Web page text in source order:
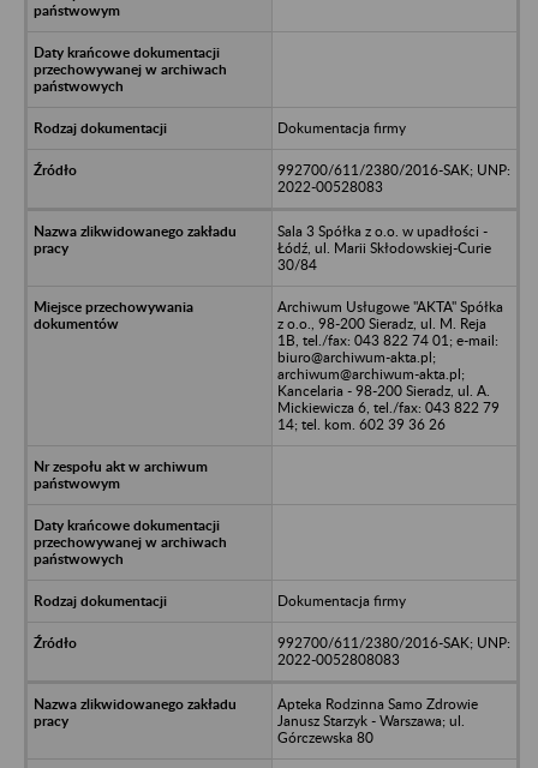
Dokumentacja firmy
992700/611/2380/2016-SAK; UNP:
2022-00528083
Sala 3 Spółka z o.o. w upadłości -
Łódź, ul. Marii Skłodowskiej-Curie
30/84
Archiwum Usługowe "AKTA" Spółka
z o.o., 98-200 Sieradz, ul. M. Reja
1B, tel./fax: 043 822 74 01; e-mail:
biuro@archiwum-akta.pl;
archiwum@archiwum-akta.pl;
Kancelaria - 98-200 Sieradz, ul. A.
Mickiewicza 6, tel./fax: 043 822 79
14; tel. kom. 602 39 36 26
Dokumentacja firmy
992700/611/2380/2016-SAK; UNP:
2022-0052808083
Apteka Rodzinna Samo Zdrowie
Janusz Starzyk - Warszawa; ul.
Górczewska 80